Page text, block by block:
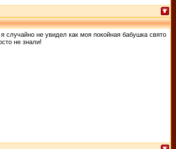
случайно не увидел как моя покойная бабушка свято
не знали!